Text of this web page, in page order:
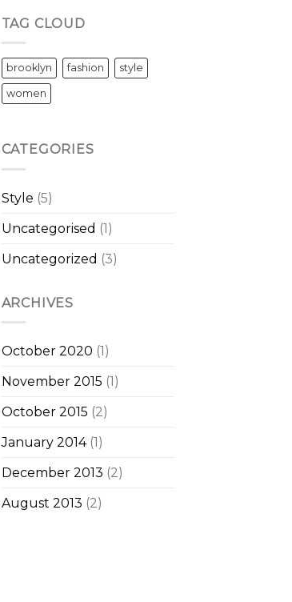
TAG CLOUD
brooklyn fashion style
women
CATEGORIES
Style (5)
Uncategorised (1)
Uncategorized (3)
ARCHIVES
October 2020 (1)
November 2015 (1)
October 2015 (2)
January 2014(1)
December 2013 (2)
August 2013 (2)